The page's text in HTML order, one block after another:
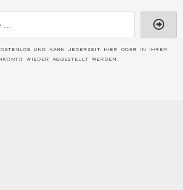
und kann jederzeit hier oder in Ihrem
wieder abbestellt werden.